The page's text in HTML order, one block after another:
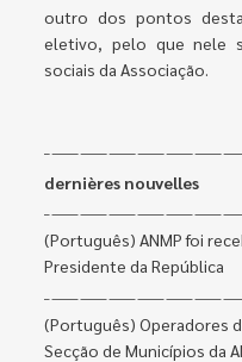
outro dos pontos
eletivo, pelo que nele
sociais da Associação.
dernières nouvelles
(Português) ANMP foi
Presidente da República
(Português) Operadores
Secção de Municípios da